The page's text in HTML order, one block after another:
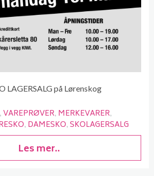
LAGERSALG på Lørenskog
VAREPRØVER MERKEVARER
DAMESKO SKOLAGERSALG
Les mer..